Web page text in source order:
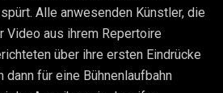
Alle anwesenden Künstler, die
Video aus ihrem Repertoire
über ihre ersten Eindrücke
für eine Bühnenlaufbahn